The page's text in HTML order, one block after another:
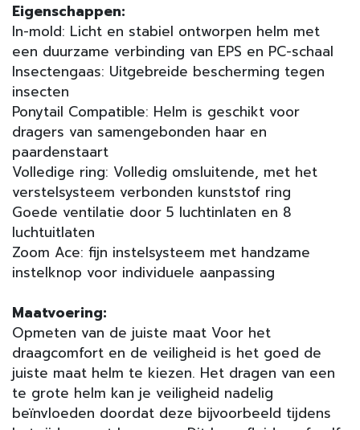
Eigenschappen:
In-mold: Licht en stabiel ontworpen helm met
een duurzame verbinding van EPS en PC-schaal
Insectengaas: Uitgebreide bescherming tegen
insecten
Ponytail Compatible: Helm is geschikt voor
dragers van samengebonden haar en
paardenstaart
Volledige ring: Volledig omsluitende, met het
verstelsysteem verbonden kunststof ring
Goede ventilatie door 5 luchtinlaten en 8
luchtuitlaten
Zoom Ace: fijn instelsysteem met handzame
instelknop voor individuele aanpassing
Maatvoering:
Opmeten van de juiste maat Voor het
draagcomfort en de veiligheid is het goed de
juiste maat helm te kiezen. Het dragen van een
te grote helm kan je veiligheid nadelig
beïnvloeden doordat deze bijvoorbeeld tijdens